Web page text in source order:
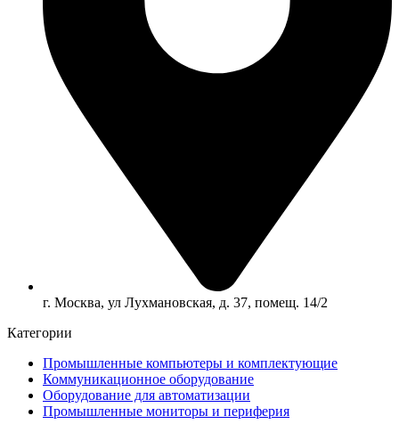
г. Москва, ул Лухмановская, д. 37, помещ. 14/2
Категории
Промышленные компьютеры и комплектующие
Коммуникационное оборудование
Оборудование для автоматизации
Промышленные мониторы и периферия